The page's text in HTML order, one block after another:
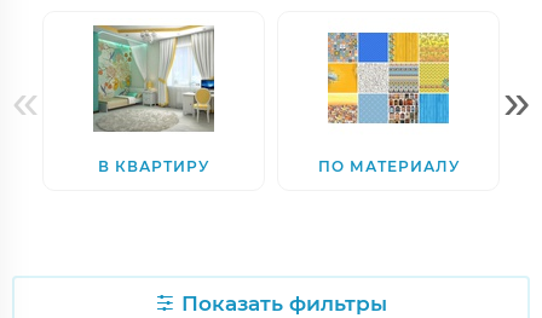
В КВАРТИРУ ПО МАТЕРИАЛУ
« »
Показать фильтры